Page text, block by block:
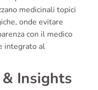
medicinali topici
onde evitare
con il medico
integrato al
Insights